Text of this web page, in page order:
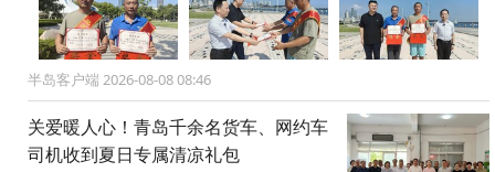
半岛客户端 2026-08-08 08:46
关爱暖人心！青岛千余名货车、网约车
司机收到夏日专属清凉礼包